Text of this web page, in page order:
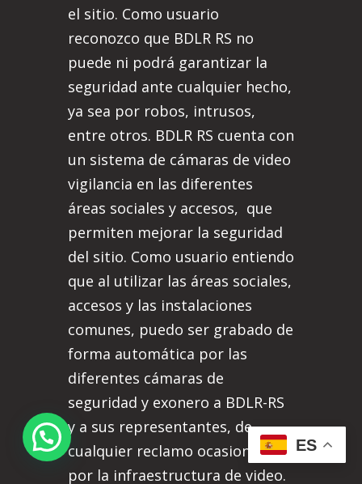
el sitio. Como usuario
reconozco que BDLR RS no
puede ni podrá garantizar la
seguridad ante cualquier hecho,
ya sea por robos, intrusos,
entre otros. BDLR RS cuenta con
un sistema de cámaras de video
vigilancia en las diferentes
áreas sociales y accesos, que
permiten mejorar la seguridad
del sitio. Como usuario entiendo
que al utilizar las áreas sociales,
accesos y las instalaciones
comunes, puedo ser grabado de
forma automática por las
diferentes cámaras de
seguridad y exonero a BDLR-RS
y a sus representantes, de
cualquier reclamo ocasionado
por la infraestructura de video.
ES